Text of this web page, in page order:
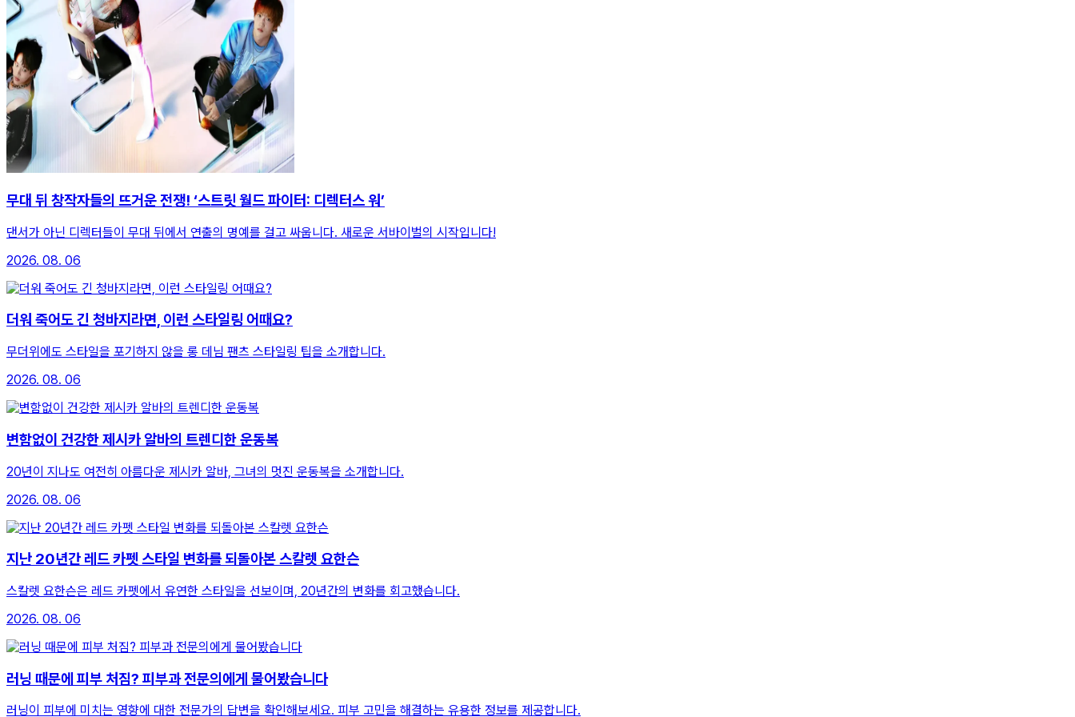
무대 뒤 창작자들의 뜨거운 전쟁! ‘스트릿 월드 파이터: 디렉터스 워’
댄서가 아닌 디렉터들이 무대 뒤에서 연출의 명예를 걸고 싸웁니다. 새로운 서바이벌의 시작입니다!
2026. 08. 06
더워 죽어도 긴 청바지라면, 이런 스타일링 어때요?
무더위에도 스타일을 포기하지 않을 롱 데님 팬츠 스타일링 팁을 소개합니다.
2026. 08. 06
변함없이 건강한 제시카 알바의 트렌디한 운동복
20년이 지나도 여전히 아름다운 제시카 알바, 그녀의 멋진 운동복을 소개합니다.
2026. 08. 06
지난 20년간 레드 카펫 스타일 변화를 되돌아본 스칼렛 요한슨
스칼렛 요한슨은 레드 카펫에서 유연한 스타일을 선보이며, 20년간의 변화를 회고했습니다.
2026. 08. 06
러닝 때문에 피부 처짐? 피부과 전문의에게 물어봤습니다
러닝이 피부에 미치는 영향에 대한 전문가의 답변을 확인해보세요. 피부 고민을 해결하는 유용한 정보를 제공합니다.